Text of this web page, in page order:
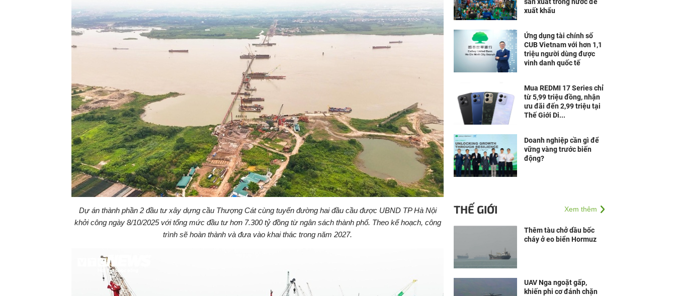
tại
Dự án thành phần 2 đầu tư xây dựng cầu Thượng Cát cùng tuyến đường hai đầu cầu được UBND TP Hà Nội
khởi công ngày 8/10/2025 với tổng mức đầu tư hơn 7.300 tỷ đồng từ ngân sách thành phố. Theo kế hoạch, công
trình sẽ hoàn thành và đưa vào khai thác trong năm 2027.
xuất khẩu
Ứng dụng tài chính số
CUB Vietnam với hơn 1,1
triệu người dùng được
vinh danh quốc tế
Mua REDMI 17 Series chỉ
từ 5,99 triệu đồng, nhận
ưu đãi đến 2,99 triệu tại
Thế Giới Di...
Doanh nghiệp cần gì để
vững vàng trước biến
động?
THẾ GIỚI Xem thêm
Thêm tàu chở dầu bốc
cháy ở eo biển Hormuz
UAV Nga ngoặt gấp,
khiến phi cơ đánh chặn